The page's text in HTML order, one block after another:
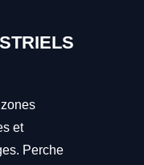
et
Perche